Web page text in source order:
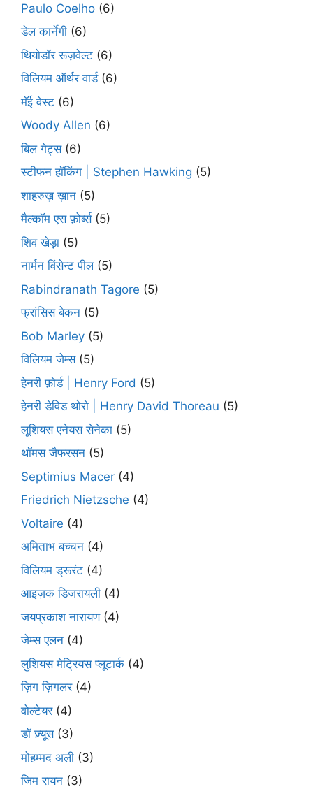
Paulo Coelho (6)
डेल कार्नेगी (6)
थियोडॉर रूज़वेल्ट (6)
विलियम ऑर्थर वार्ड(6)
मॅई वेस्ट (6)
Woody Allen (6)
बिल गेट्स(6)
स्टीफन हॉकिंग | Stephen Hawking (5)
शाहरुख़ ख़ान (5)
मैल्कॉम एस फ़ोर्ब्स(5)
शिव खेड़ा (5)
नार्मन विंसेन्ट पील(5)
Rabindranath Tagore (5)
फ्रांसिस बेकन (5)
Bob Marley (5)
विलियम जेम्स(5)
हेनरी फ़ोर्ड | Henry Ford (5)
हेनरी डेविड थोरो | Henry David Thoreau (5)
लूशियस एनेयस सेनेका (5)
थॉमस जैफरसन (5)
Septimius Macer (4)
Friedrich Nietzsche (4)
Voltaire (4)
अमिताभ बच्चन (4)
विलियम ड्रूरंट (4)
आइज़क डिजरायली (4)
जयप्रकाश नारायण(4)
जेम्स एलन (4)
लुशियस मेट्रियस प्लूटार्क (4)
ज़िग ज़िगलर(4)
वोल्टेयर(4)
डॉ ज़्यूस(3)
मोहम्मद अली (3)
जिम रायन (3)